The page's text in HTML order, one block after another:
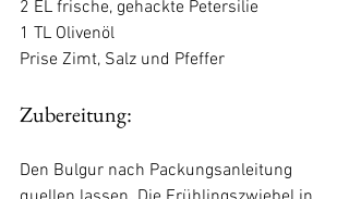
2 EL frische, gehackte Petersilie
1 TL Olivenöl
Prise Zimt, Salz und Pfeffer
Zubereitung:
Den Bulgur nach Packungsanleitung